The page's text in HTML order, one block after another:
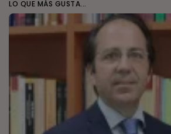
LO QUE MÁS GUSTA...